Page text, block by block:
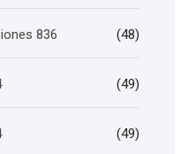
836 (48)
(49)
(49)